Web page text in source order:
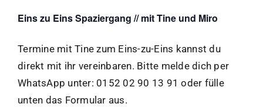
Eins zu Eins Spaziergang // mit Tine und Miro
Termine mit Tine zum Eins-zu-Eins kannst du
direkt mit ihr vereinbaren. Bitte melde dich per
WhatsApp unter: ‭0152 02 90 13 91‬ oder fülle
unten das Formular aus.